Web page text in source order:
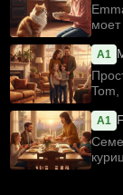
моет
A1
Tom,
A1